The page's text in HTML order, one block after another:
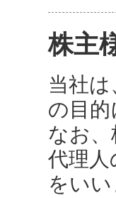
株主
当社
の目的
なお
代理
をいい